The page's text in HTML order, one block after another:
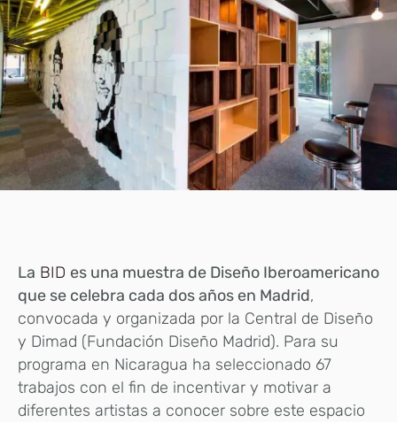
La BID es una muestra de Diseño Iberoamericano
que se celebra cada dos años en Madrid,
convocada y organizada por la Central de Diseño
y Dimad (Fundación Diseño Madrid). Para su
programa en Nicaragua ha seleccionado 67
trabajos con el fin de incentivar y motivar a
diferentes artistas a conocer sobre este espacio